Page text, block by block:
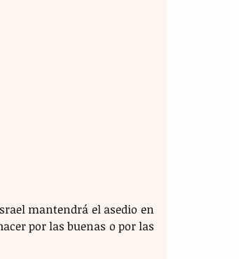
mantendrá el asedio en
por las buenas o por las